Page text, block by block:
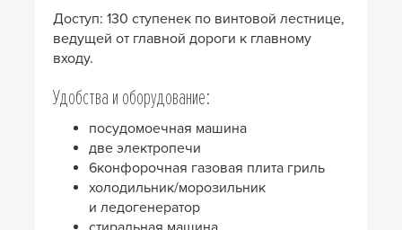
Доступ: 130 ступенек по винтовой лестнице,
ведущей от главной дороги к главному
входу.
Удобства и оборудование:
посудомоечная машина
две электропечи
6конфорочная газовая плита гриль
холодильник/морозильник
и ледогенератор